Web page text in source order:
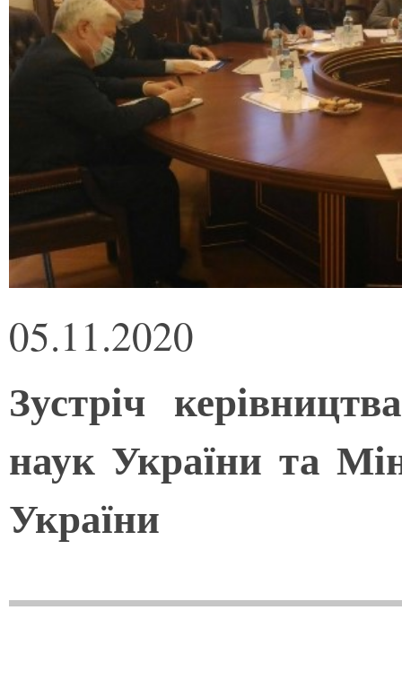
05.11.2020
Зустріч
наук України та
України